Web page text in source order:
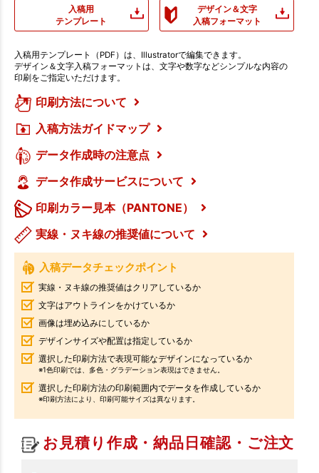
入稿用
テンプレート
デザイン＆文字
入稿フォーマット
入稿用テンプレート（PDF）は、Illustratorで編集できます。
デザイン＆文字入稿フォーマットは、文字や数字などシンプルな内容の
印刷をご指定いただけます。
印刷方法について
入稿方法ガイドマップ
データ作成時の注意点
データ作成サービスについて
印刷カラー見本（PANTONE）
実線・ヌキ線の推奨値について
入稿データチェックポイント
実線・ヌキ線の推奨値はクリアしているか
文字はアウトラインをかけているか
画像は埋め込みにしているか
デザインサイズや配置は指定しているか
選択した印刷方法で表現可能なデザインになっているか
※1色印刷では、多色・グラデーション表現はできません。
選択した印刷方法の印刷範囲内でデータを作成しているか
※印刷方法により、印刷可能サイズは異なります。
お見積り作成・納品日確認・ご注文